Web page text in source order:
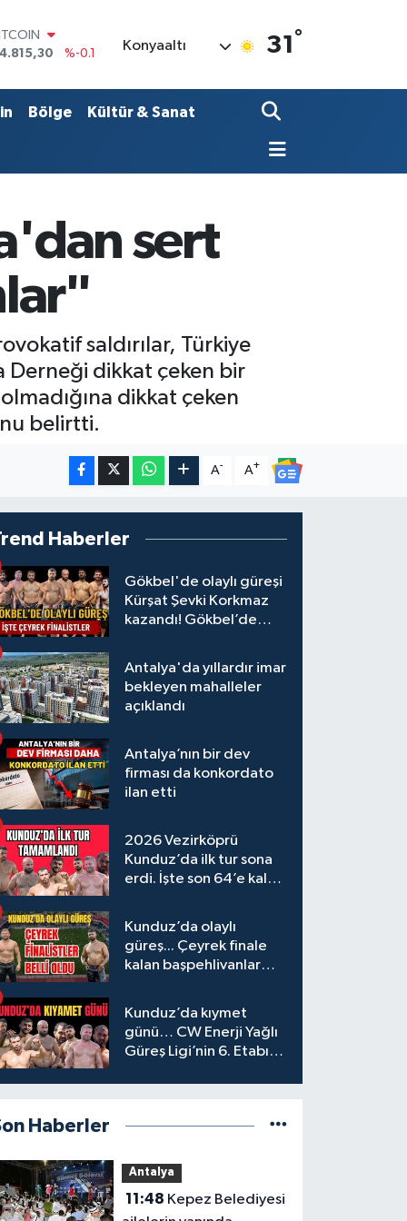
%0.18
%0.32
%-0.1
Konyaaltı 31 °
Bölge Kültür & Sanat
sert
saldırılar, Türkiye
Derneği dikkat çeken bir
dikkat çeken
belirtti.
A- A+
Haberler
Gökbel'de olaylı güreşi
Kürşat Şevki Korkmaz
kazandı! Gökbel’de
Gürbüz elendi!
Antalya'da yıllardır imar
bekleyen mahalleler
açıklandı
Antalya’nın bir dev
firması da konkordato
ilan etti
2026 Vezirköprü
Kunduz’da ilk tur sona
erdi. İşte son 64’e kalan
Kunduz’da olaylı
güreş... Çeyrek finale
kalan başpehlivanlar
Kunduz’da kıymet
günü… CW Enerji Yağlı
Güreş Ligi’nin 6. Etabı
Haberler
Antalya
11:48